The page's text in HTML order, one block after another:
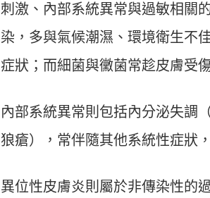
刺激、內部系統異常與過敏相關
染，多與氣候潮濕、環境衛生不
症狀；而細菌與黴菌常趁皮膚受
內部系統異常則包括內分泌失調
狼瘡），常伴隨其他系統性症狀
異位性皮膚炎則屬於非傳染性的